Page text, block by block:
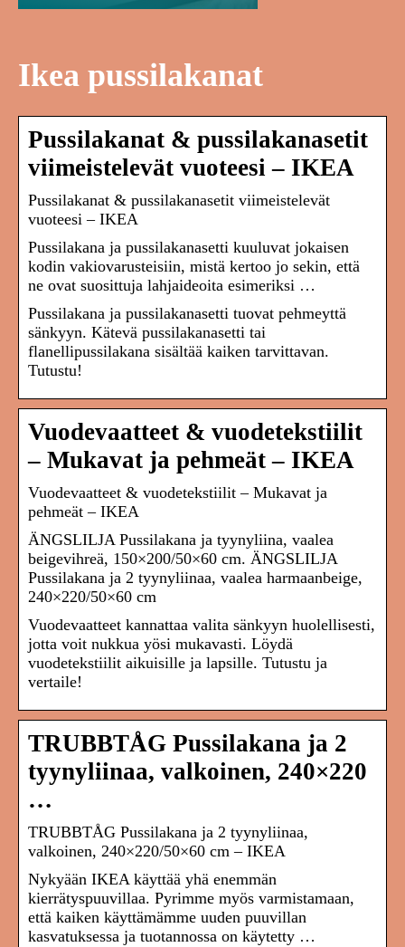
Ikea pussilakanat
Pussilakanat & pussilakanasetit
viimeistelevät vuoteesi – IKEA
Pussilakanat & pussilakanasetit viimeistelevät
vuoteesi – IKEA
Pussilakana ja pussilakanasetti kuuluvat jokaisen
kodin vakiovarusteisiin, mistä kertoo jo sekin, että
ne ovat suosittuja lahjaideoita esimeriksi …
Pussilakana ja pussilakanasetti tuovat pehmeyttä
sänkyyn. Kätevä pussilakanasetti tai
flanellipussilakana sisältää kaiken tarvittavan.
Tutustu!
Vuodevaatteet & vuodetekstiilit
– Mukavat ja pehmeät – IKEA
Vuodevaatteet & vuodetekstiilit – Mukavat ja
pehmeät – IKEA
ÄNGSLILJA Pussilakana ja tyynyliina, vaalea
beigevihreä, 150×200/50×60 cm. ÄNGSLILJA
Pussilakana ja 2 tyynyliinaa, vaalea harmaanbeige,
240×220/50×60 cm
Vuodevaatteet kannattaa valita sänkyyn huolellisesti,
jotta voit nukkua yösi mukavasti. Löydä
vuodetekstiilit aikuisille ja lapsille. Tutustu ja
vertaile!
TRUBBTÅG Pussilakana ja 2
tyynyliinaa, valkoinen, 240×220
…
TRUBBTÅG Pussilakana ja 2 tyynyliinaa,
valkoinen, 240×220/50×60 cm – IKEA
Nykyään IKEA käyttää yhä enemmän
kierrätyspuuvillaa. Pyrimme myös varmistamaan,
että kaiken käyttämämme uuden puuvillan
kasvatuksessa ja tuotannossa on käytetty …